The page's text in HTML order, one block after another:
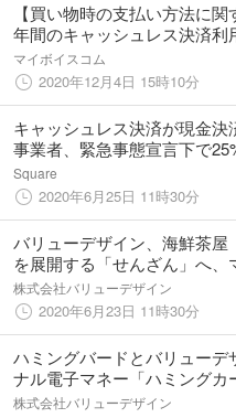
【買い物時の支払い方法に
年間のキャッシュレス決済利
用頻度が1年前より増えた人は
シュレス決済の利用理由は「
ルがたまる」が7割弱
マイボイスコム
2020年12月4日 15時10分
キャッシュレス決済が現金決
事業者、緊急事態宣言下で
Square
2020年6月25日 11時30分
バリューデザイン、海鮮茶
を展開する「せんざん」へ、
オートメーションサービス「
提供開始
株式会社バリューデザイン
2020年6月23日 11時30分
ハミングバードとバリューデ
ナル電子マネー「ハミングカ
ス
株式会社バリューデザイン